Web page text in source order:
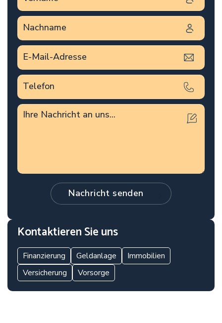
Kontaktieren Sie uns
Finanzierung Geldanlage
Immobilien
Versicherung
Vorsorge